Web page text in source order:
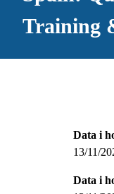
Training
Data i
13/11/
Data i